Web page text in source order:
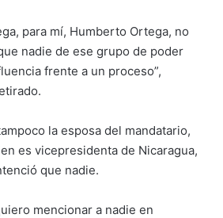
para mí, Humberto Ortega, no
nadie de ese grupo de poder
frente a un proceso”,
la esposa del mandatario,
es vicepresidenta de Nicaragua,
que nadie.
mencionar a nadie en